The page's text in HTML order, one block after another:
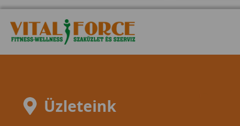
Kitűnően alkalmas erőltetett
biciklizésre, szabadon futó
meghajtó rendszerét.
135x44cm-es
Üzleteink